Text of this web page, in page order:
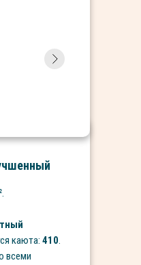
каюта: 410.
всеми